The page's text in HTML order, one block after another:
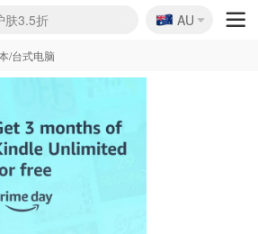
扣上新
肤3.5折
2.5折
好价汇总
叠9折
超市实拍
票捡漏
末牌1折起
3折起
1折
护肤1折
$251
汇总送$50
好物
7.5折
奢地板价
6折
$98
首饰2折
促销
妆礼
好物
护肤
$33
面霜$29
馆门票6折
$16
送香薰
6.8折
日历$525
促3折
雾$16
装£56
家4折
6折起
品2.7折
9折
美容仪$881
Live
机$649
杯$24
网5折
$23
$159
7折
折
妆4折
8.5折
$11
莱德次日达
礼
具8折
🇦🇺
AU
/台式电脑